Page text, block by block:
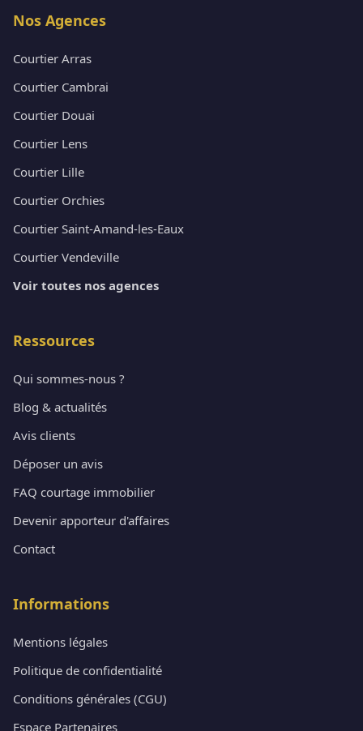
Nos Agences
Courtier Arras
Courtier Cambrai
Courtier Douai
Courtier Lens
Courtier Lille
Courtier Orchies
Courtier Saint-Amand-les-Eaux
Courtier Vendeville
Voir toutes nos agences
Ressources
Qui sommes-nous ?
Blog & actualités
Avis clients
Déposer un avis
FAQ courtage immobilier
Devenir apporteur d'affaires
Contact
Informations
Mentions légales
Politique de confidentialité
Conditions générales (CGU)
Espace Partenaires